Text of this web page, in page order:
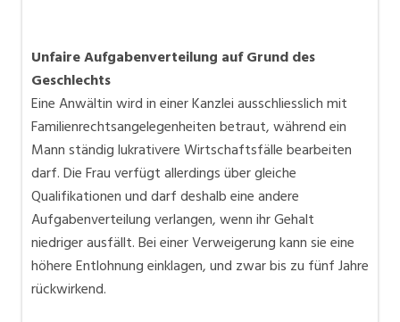
Unfaire Aufgabenverteilung auf Grund des
Geschlechts
Eine Anwältin wird in einer Kanzlei ausschliesslich mit
Familienrechtsangelegenheiten betraut, während ein
Mann ständig lukrativere Wirtschaftsfälle bearbeiten
darf. Die Frau verfügt allerdings über gleiche
Qualifikationen und darf deshalb eine andere
Aufgabenverteilung verlangen, wenn ihr Gehalt
niedriger ausfällt. Bei einer Verweigerung kann sie eine
höhere Entlohnung einklagen, und zwar bis zu fünf Jahre
rückwirkend.